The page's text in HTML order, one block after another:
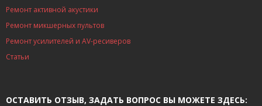
Ремонт активной акустики
Ремонт микшерных пультов
Ремонт усилителей и AV-ресиверов
Статьи
ОСТАВИТЬ ОТЗЫВ, ЗАДАТЬ ВОПРОС ВЫ МОЖЕТЕ ЗДЕСЬ: